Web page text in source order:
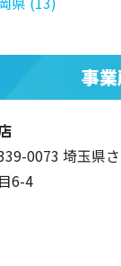
事
0073 埼玉県
6-4